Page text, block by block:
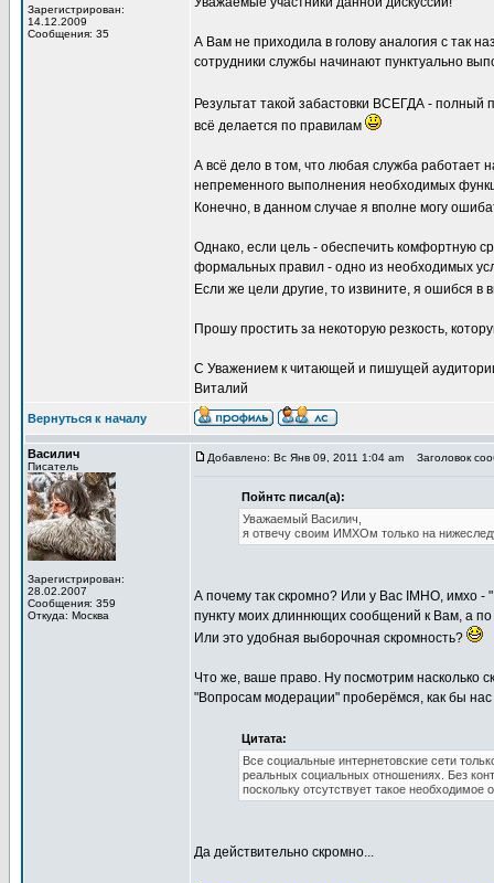
Зарегистрирован:
14.12.2009
Сообщения: 35
А Вам не приходила в голову аналогия с так
сотрудники службы начинают пунктуально
Результат такой забастовки ВСЕГДА -
всё делается по правилам
А всё дело в том, что любая служба работает
непременного выполнения необходимых
Конечно, в данном случае я вполне могу
Однако, если цель - обеспечить комфортную
формальных правил - одно из необходимых
Если же цели другие, то извините, я ошибся
Прошу простить за некоторую резкость,
С Уважением к читающей и пишущей
Виталий
Вернуться к началу
Василич
Писатель
Зарегистрирован:
28.02.2007
Сообщения: 359
Откуда: Москва
Добавлено: Вс Янв 09, 2011 1:04 am Заголовок
Пойнтс писал(а):
Уважаемый Василич,
я отвечу своим ИМХОм только на
А почему так скромно? Или у Вас IMHO, имхо
пункту моих длиннющих сообщений к Вам, а
Или это удобная выборочная скромность?
Что же, ваше право. Ну посмотрим насколько
"Вопросам модерации" проберёмся, как бы нас
Цитата:
Все социальные интернетовские сети
реальных социальных отношениях. Без
поскольку отсутствует такое необходимое
Да действительно скромно...